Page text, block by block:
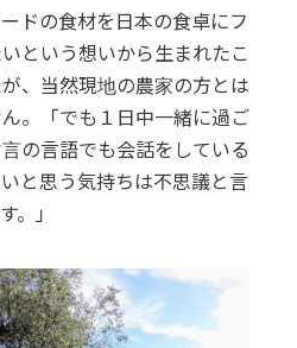
ドの食材を日本の食卓にフ
という想いから生まれたこ
、当然現地の農家の方とは
。「でも１日中一緒に過ご
の言語でも会話をしている
と思う気持ちは不思議と言
。」